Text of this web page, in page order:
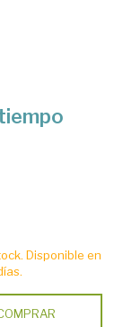
Disponible en